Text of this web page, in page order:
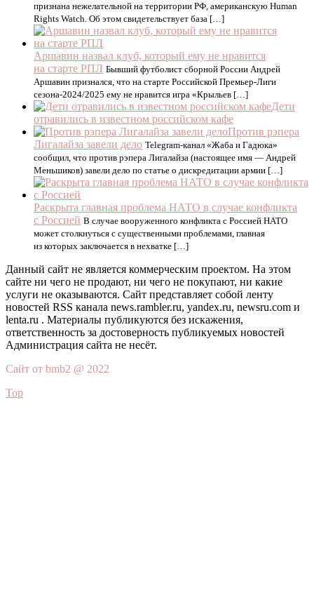
признана нежелательной на территории РФ, американскую Human
Rights Watch. Об этом свидетельствует база […]
Аршавин назвал клуб, который ему не нравится
на старте РПЛ Бывший футболист сборной России Андрей
Аршавин признался, что на старте Российской Премьер-Лиги
сезона-2024/2025 ему не нравится игра «Крыльев […]
Дети
отравились в известном российском кафе
Против рэпера
Лигалайза завели дело Telegram-канал «Жаба и Гадюка»
сообщил, что против рэпера Лигалайза (настоящее имя — Андрей
Меньшиков) завели дело по статье о дискредитации армии […]
Раскрыта главная проблема НАТО в случае конфликта
с Россией В случае вооруженного конфликта с Россией НАТО
может столкнуться с существенными проблемами, главная
из которых заключается в нехватке […]
Данный сайт не является коммерческим проектом. На этом
сайте ни чего не продают, ни чего не покупают, ни какие
услуги не оказываются. Сайт представляет собой ленту
новостей RSS канала news.rambler.ru, yandex.ru, newsru.com и
lenta.ru . Материалы публикуются без искажения,
ответственность за достоверность публикуемых новостей
Администрация сайта не несёт.
Сайт от bmb2 @ 2022
Top